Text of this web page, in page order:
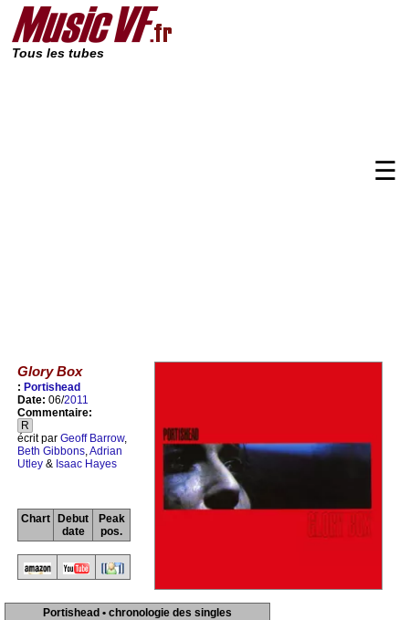
Tous les tubes
☰
Glory Box
: Portishead
Date: 06/2011
Commentaire:
R
écrit par Geoff Barrow,
Beth Gibbons,Adrian
Utley & Isaac Hayes
Chart
Debut
date
Peak
pos.
Portishead • chronologie des singles